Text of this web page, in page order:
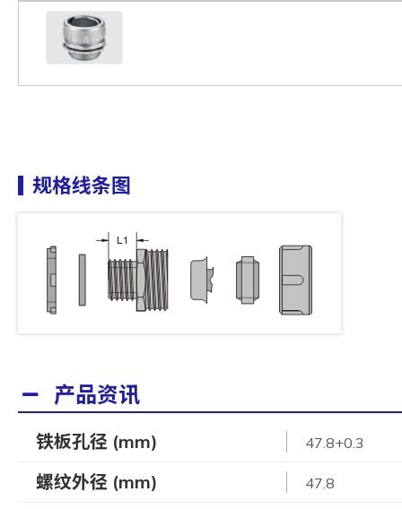
规格线条图
产品资讯
铁板孔径 (mm) 47.8+0.3
螺纹外径 (mm) 47.8